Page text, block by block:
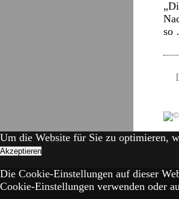
so
Um die Website für Sie zu optimieren,
Akzeptieren
Die Cookie-Einstellungen auf dieser
Cookie-Einstellungen verwenden oder